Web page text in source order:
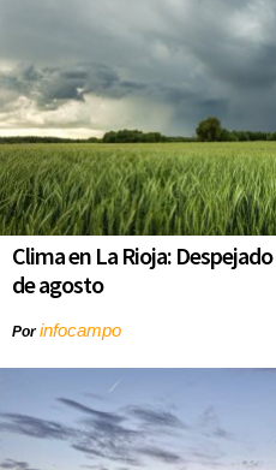
Clima en La Rioja:
de agosto
Porinfocampo